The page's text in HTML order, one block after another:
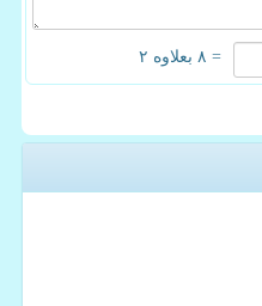
= ۸ بعلاوه ۲